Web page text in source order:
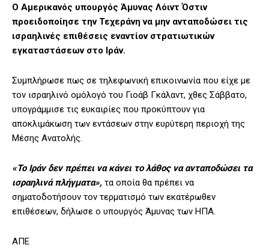
Ο Αμερικανός υπουργός Άμυνας Λόιντ Όστιν
προειδοποίησε την Τεχεράνη να μην ανταποδώσει τις
ισραηλινές επιθέσεις εναντίον στρατιωτικών
εγκαταστάσεων στο Ιράν.
Συμπλήρωσε πως σε τηλεφωνική επικοινωνία που είχε με
τον ισραηλινό ομόλογό του Γιοάβ Γκάλαντ, χθες Σάββατο,
υπογράμμισε τις ευκαιρίες που προκύπτουν για
αποκλιμάκωση των εντάσεων στην ευρύτερη περιοχή της
Μέσης Ανατολής.
«Το Ιράν δεν πρέπει να κάνει το λάθος να ανταποδώσει τα
ισραηλινά πλήγματα», τα οποία θα πρέπει να
σηματοδοτήσουν τον τερματισμό των εκατέρωθεν
επιθέσεων, δήλωσε ο υπουργός Άμυνας των ΗΠΑ.
ΑΠΕ